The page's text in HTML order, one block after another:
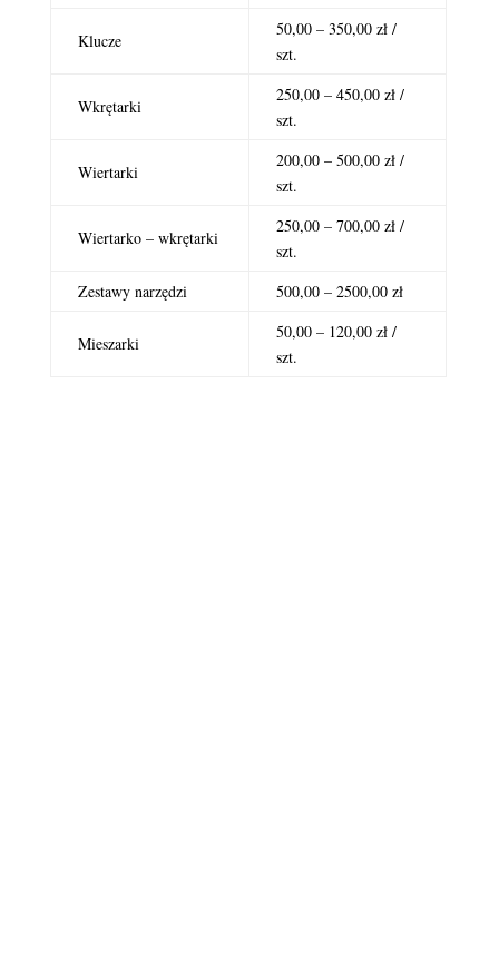
Klucze
50,00 – 350,00 zł /
szt.
Wkrętarki
250,00 – 450,00 zł /
szt.
Wiertarki
200,00 – 500,00 zł /
szt.
Wiertarko – wkrętarki
250,00 – 700,00 zł /
szt.
Zestawy narzędzi
500,00 – 2500,00 zł
Mieszarki
50,00 – 120,00 zł /
szt.